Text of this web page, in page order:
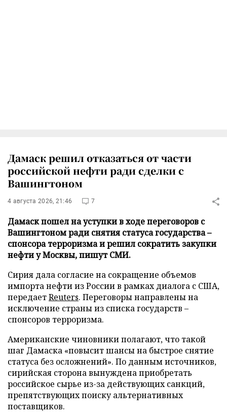
Дамаск решил отказаться от части
российской нефти ради сделки с
Вашингтоном
4 августа 2026, 21:46 7
Дамаск пошел на уступки в ходе переговоров с
Вашингтоном ради снятия статуса государства –
спонсора терроризма и решил сократить закупки
нефти у Москвы, пишут СМИ.
Сирия дала согласие на сокращение объемов
импорта нефти из России в рамках диалога с США,
передаетReuters. Переговоры направлены на
исключение страны из списка государств –
спонсоров терроризма.
Американские чиновники полагают, что такой
шаг Дамаска «повысит шансы на быстрое снятие
статуса без осложнений». По данным источников,
сирийская сторона вынуждена приобретать
российское сырье из-за действующих санкций,
препятствующих поиску альтернативных
поставщиков.